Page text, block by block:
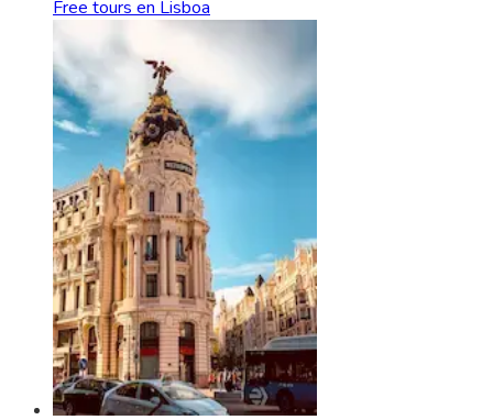
Free tours en Lisboa